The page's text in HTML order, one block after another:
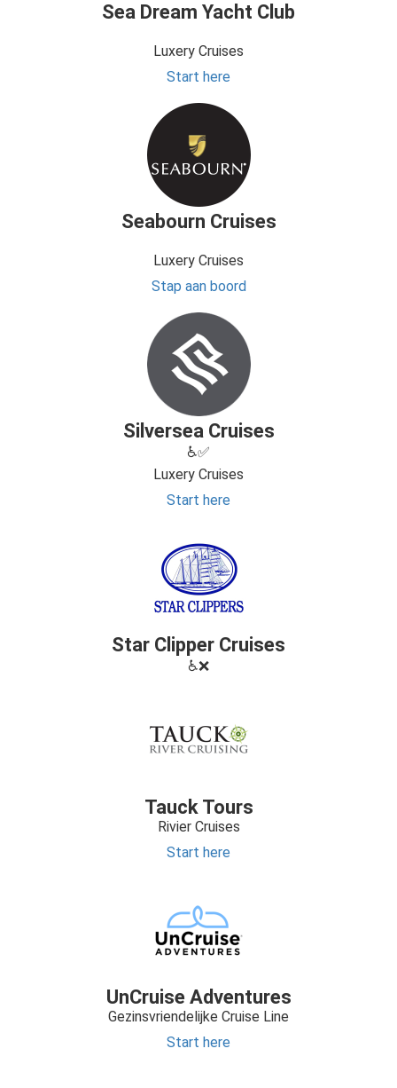
Sea Dream Yacht Club
Luxery Cruises
Start here
Seabourn Cruises
Luxery Cruises
Stap aan boord
Silversea Cruises
♿✅
Luxery Cruises
Start here
Star Clipper Cruises
♿❌
Tauck Tours
Rivier Cruises
Start here
UnCruise Adventures
Gezinsvriendelijke Cruise Line
Start here